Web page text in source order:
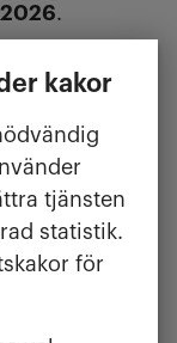
kakor
tjänsten
statistik.
för
.
sig på
Swish till
hos
dina